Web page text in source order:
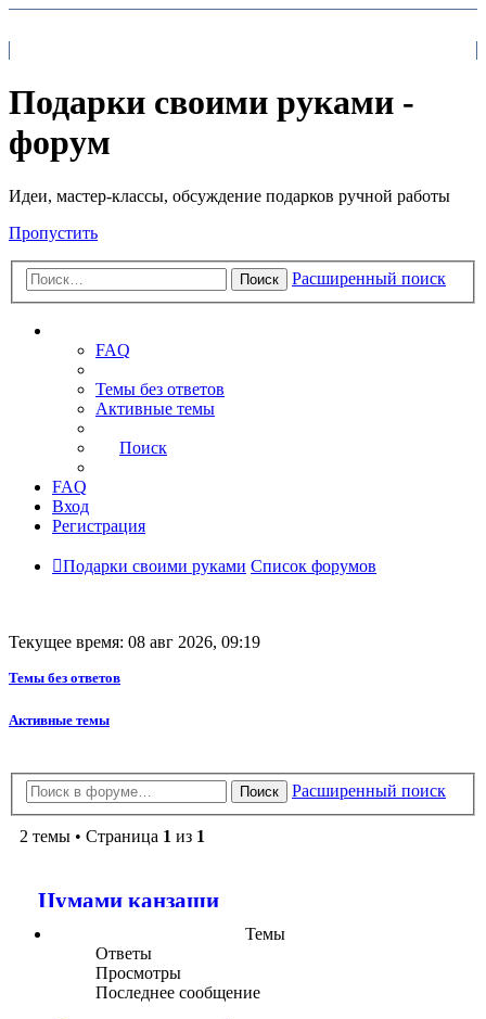
Подарки своими руками -
форум
Идеи, мастер-классы, обсуждение подарков ручной работы
Пропустить
Поиск Расширенный поиск
FAQ
Темы без ответов
Активные темы
Поиск
FAQ
Вход
Регистрация
Подарки своими руками Список форумов
Текущее время: 08 авг 2026, 09:19
Темы без ответов
Активные темы
Поиск Расширенный поиск
2 темы • Страница 1 из 1
Цумами канзаши
Темы
Ответы
Просмотры
Последнее сообщение